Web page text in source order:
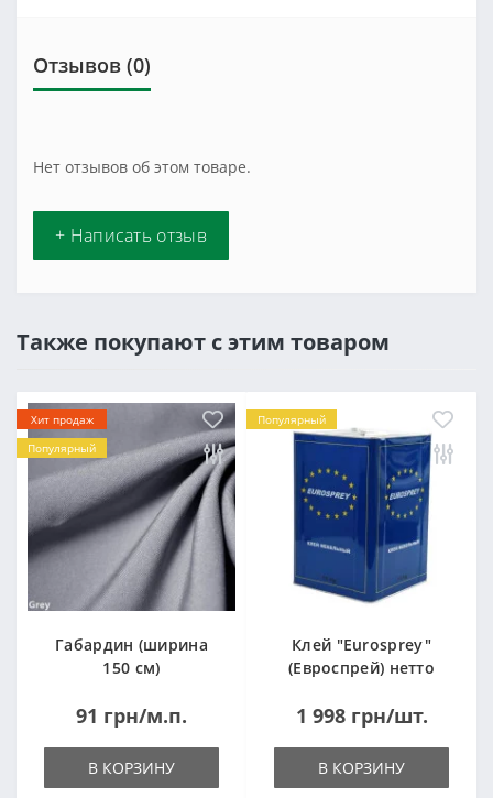
Отзывов (0)
Нет отзывов об этом товаре.
+ Написать отзыв
Также покупают с этим товаром
Хит продаж
Популярный
Габардин (ширина
150 см)
91 грн/м.п.
В КОРЗИНУ
Популярный
Клей "Eurosprey"
(Евроспрей) нетто
1 998 грн/шт.
В КОРЗИНУ